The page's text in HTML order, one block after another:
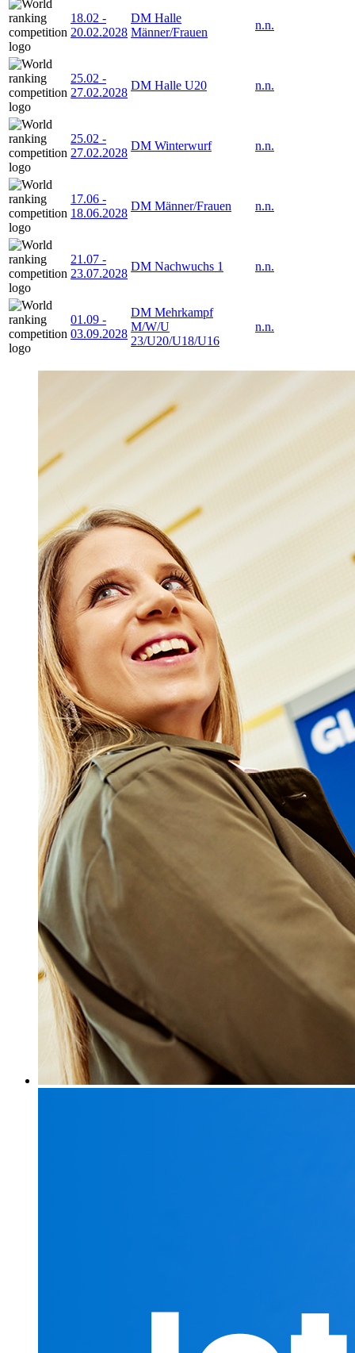
18.02 -
20.02.2028
DM Halle
Männer/Frauen
n.n.
25.02 -
27.02.2028
DM Halle U20 n.n.
25.02 -
27.02.2028
DM Winterwurf n.n.
17.06 -
18.06.2028
DM Männer/Frauen n.n.
21.07 -
23.07.2028
DM Nachwuchs 1 n.n.
01.09 -
03.09.2028
DM Mehrkampf
M/W/U
23/U20/U18/U16
n.n.